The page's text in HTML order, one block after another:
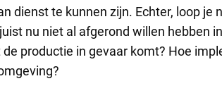
dienst te kunnen zijn. Echter, loop je
nu niet al afgerond willen hebben
productie in gevaar komt? Hoe